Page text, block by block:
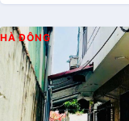
HÀ ĐÔNG